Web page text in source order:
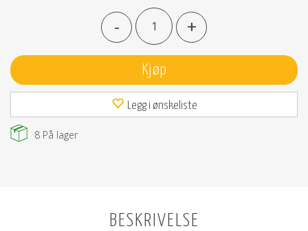
- +
Kjøp
Legg i ønskeliste
8 På lager
BESKRIVELSE